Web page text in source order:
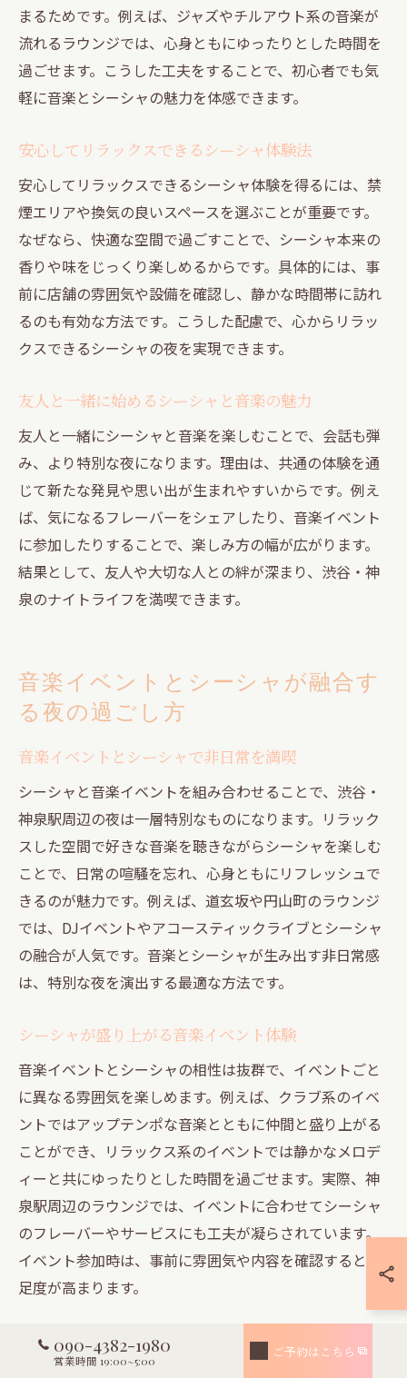
まるためです。例えば、ジャズやチルアウト系の音楽が
流れるラウンジでは、心身ともにゆったりとした時間を
過ごせます。こうした工夫をすることで、初心者でも気
軽に音楽とシーシャの魅力を体感できます。
安心してリラックスできるシーシャ体験法
安心してリラックスできるシーシャ体験を得るには、禁
煙エリアや換気の良いスペースを選ぶことが重要です。
なぜなら、快適な空間で過ごすことで、シーシャ本来の
香りや味をじっくり楽しめるからです。具体的には、事
前に店舗の雰囲気や設備を確認し、静かな時間帯に訪れ
るのも有効な方法です。こうした配慮で、心からリラッ
クスできるシーシャの夜を実現できます。
友人と一緒に始めるシーシャと音楽の魅力
友人と一緒にシーシャと音楽を楽しむことで、会話も弾
み、より特別な夜になります。理由は、共通の体験を通
じて新たな発見や思い出が生まれやすいからです。例え
ば、気になるフレーバーをシェアしたり、音楽イベント
に参加したりすることで、楽しみ方の幅が広がります。
結果として、友人や大切な人との絆が深まり、渋谷・神
泉のナイトライフを満喫できます。
音楽イベントとシーシャが融合す
る夜の過ごし方
音楽イベントとシーシャで非日常を満喫
シーシャと音楽イベントを組み合わせることで、渋谷・
神泉駅周辺の夜は一層特別なものになります。リラック
スした空間で好きな音楽を聴きながらシーシャを楽しむ
ことで、日常の喧騒を忘れ、心身ともにリフレッシュで
きるのが魅力です。例えば、道玄坂や円山町のラウンジ
では、DJイベントやアコースティックライブとシーシャ
の融合が人気です。音楽とシーシャが生み出す非日常感
は、特別な夜を演出する最適な方法です。
シーシャが盛り上がる音楽イベント体験
音楽イベントとシーシャの相性は抜群で、イベントごと
に異なる雰囲気を楽しめます。例えば、クラブ系のイベ
ントではアップテンポな音楽とともに仲間と盛り上がる
ことができ、リラックス系のイベントでは静かなメロデ
ィーと共にゆったりとした時間を過ごせます。実際、神
泉駅周辺のラウンジでは、イベントに合わせてシーシャ
のフレーバーやサービスにも工夫が凝らされています。
イベント参加時は、事前に雰囲気や内容を確認すると満
足度が高まります。
特別感あふれる夜におすすめのシーシャ活用法
090-4382-1980
営業時間 19:00~5:00
ご予約はこちら